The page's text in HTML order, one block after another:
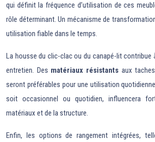
qui définit la fréquence d’utilisation de ces
rôle déterminant. Un mécanisme de
utilisation fiable dans le temps.
La housse du clic-clac ou du canapé-lit contribue
entretien. Des matériaux résistants aux
seront préférables pour une utilisation
soit occasionnel ou quotidien, influencera
matériaux et de la structure.
Enfin, les options de rangement intégrées,